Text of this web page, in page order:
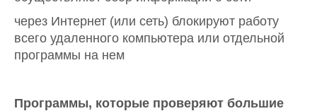
через Интернет (или сеть) блокируют работу
всего удаленного компьютера или отдельной
программы на нем
Программы, которые проверяют большие